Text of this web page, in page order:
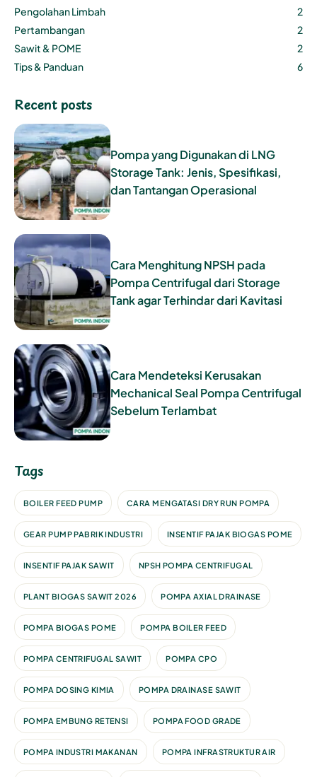
Pengolahan Limbah
2
Pertambangan
2
Sawit & POME
2
Tips & Panduan
6
Recent posts
Pompa yang Digunakan di LNG
Storage Tank: Jenis, Spesifikasi,
dan Tantangan Operasional
Cara Menghitung NPSH pada
Pompa Centrifugal dari Storage
Tank agar Terhindar dari Kavitasi
Cara Mendeteksi Kerusakan
Mechanical Seal Pompa Centrifugal
Sebelum Terlambat
Tags
BOILER FEED PUMP CARA MENGATASI DRY RUN POMPA
GEAR PUMP PABRIK INDUSTRI INSENTIF PAJAK BIOGAS POME
INSENTIF PAJAK SAWIT NPSH POMPA CENTRIFUGAL
PLANT BIOGAS SAWIT 2026 POMPA AXIAL DRAINASE
POMPA BIOGAS POME POMPA BOILER FEED
POMPA CENTRIFUGAL SAWIT POMPA CPO
POMPA DOSING KIMIA POMPA DRAINASE SAWIT
POMPA EMBUNG RETENSI POMPA FOOD GRADE
POMPA INDUSTRI MAKANAN POMPA INFRASTRUKTUR AIR